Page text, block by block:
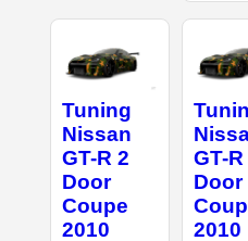
Tuning
Nissan
GT-R 2
Door
Coupe
2010
GT-R
Door
2010